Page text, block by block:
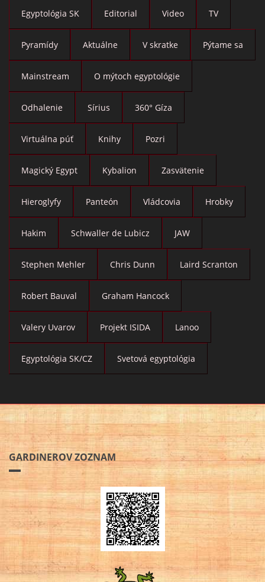
Egyptológia SK Editorial Video TV
Pyramídy Aktuálne V skratke Pýtame sa
Mainstream O mýtoch egyptológie
Odhalenie Sírius 360° Gíza
Virtuálna púť Knihy Pozri
Magický Egypt Kybalion Zasvätenie
Hieroglyfy Panteón Vládcovia Hrobky
Hakim Schwaller de Lubicz JAW
Stephen Mehler Chris Dunn Laird Scranton
Robert Bauval Graham Hancock
Valery Uvarov Projekt ISIDA Lanoo
Egyptológia SK/CZ Svetová egyptológia
GARDINEROV ZOZNAM